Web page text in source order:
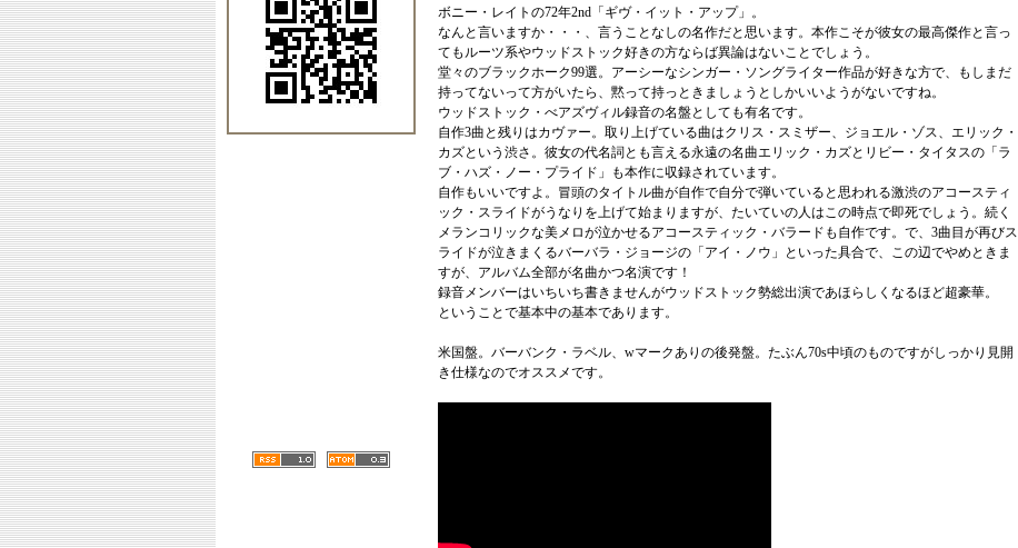
ボニー・レイトの72年2nd「ギヴ・イット・アップ」。
なんと言いますか・・・、言うことなしの名作だと思います。本作こそが彼女の最高傑作と言っ
てもルーツ系やウッドストック好きの方ならば異論はないことでしょう。
堂々のブラックホーク99選。アーシーなシンガー・ソングライター作品が好きな方で、もしまだ
持ってないって方がいたら、黙って持っときましょうとしかいいようがないですね。
ウッドストック・べアズヴィル録音の名盤としても有名です。
自作3曲と残りはカヴァー。取り上げている曲はクリス・スミザー、ジョエル・ゾス、エリック・
カズという渋さ。彼女の代名詞とも言える永遠の名曲エリック・カズとリビー・タイタスの「ラ
ブ・ハズ・ノー・プライド」も本作に収録されています。
自作もいいですよ。冒頭のタイトル曲が自作で自分で弾いていると思われる激渋のアコースティ
ック・スライドがうなりを上げて始まりますが、たいていの人はこの時点で即死でしょう。続く
メランコリックな美メロが泣かせるアコースティック・バラードも自作です。で、3曲目が再びス
ライドが泣きまくるバーバラ・ジョージの「アイ・ノウ」といった具合で、この辺でやめときま
すが、アルバム全部が名曲かつ名演です！
録音メンバーはいちいち書きませんがウッドストック勢総出演であほらしくなるほど超豪華。
ということで基本中の基本であります。
米国盤。バーバンク・ラベル、wマークありの後発盤。たぶん70s中頃のものですがしっかり見開
き仕様なのでオススメです。